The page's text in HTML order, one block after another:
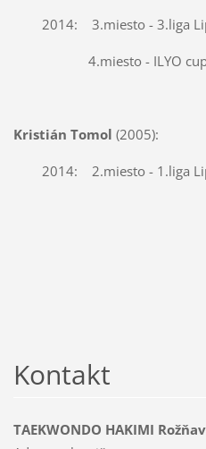
2014: 3.miesto - 3.liga
4.miesto - ILYO cup,
Kristián Tomol (2005):
2014: 2.miesto - 1.liga
Kontakt
TAEKWONDO HAKIMI